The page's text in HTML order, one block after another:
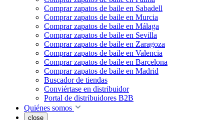
Comprar zapatos de baile en Sabadell
Comprar zapatos de baile en Murcia
Comprar zapatos de baile en Málaga
Comprar zapatos de baile en Sevilla
Comprar zapatos de baile en Zaragoza
Comprar zapatos de baile en Valencia
Comprar zapatos de baile en Barcelona
Comprar zapatos de baile en Madrid
Buscador de tiendas
Conviértase en distribuidor
Portal de distribuidores B2B
Quiénes somos
close